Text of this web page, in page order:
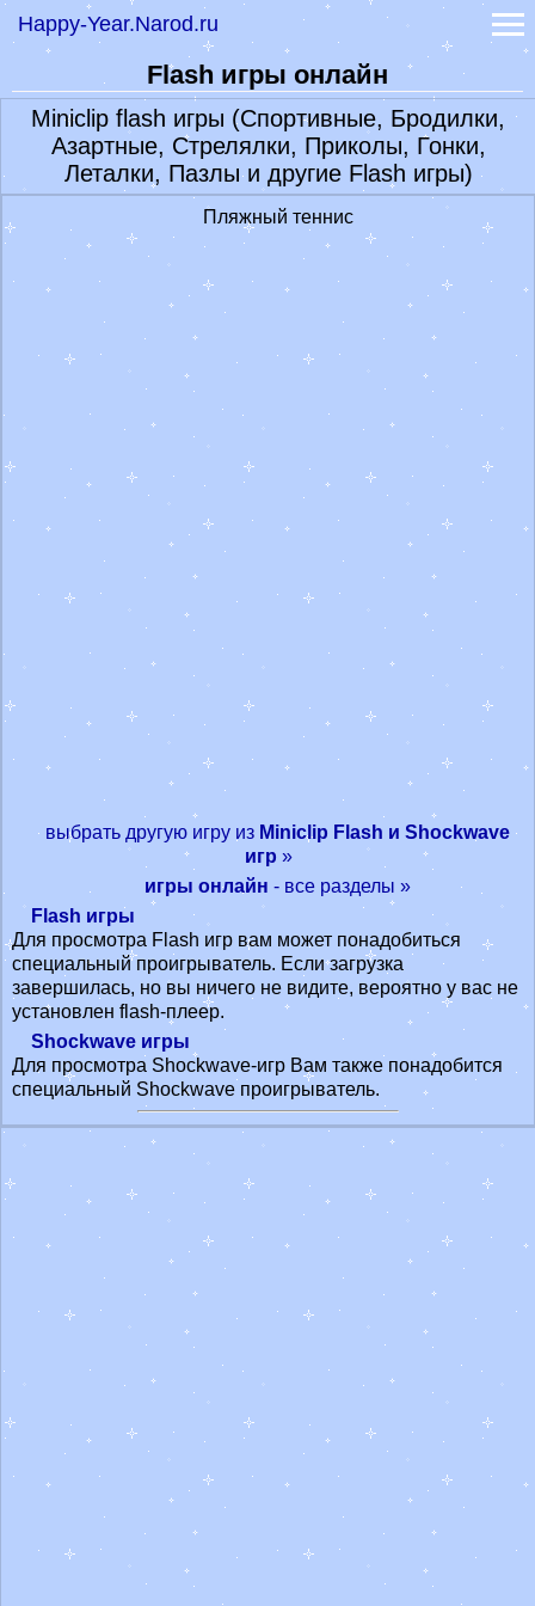
Flash игры онлайн
Miniclip flash игры (Спортивные, Бродилки,
Азартные, Стрелялки, Приколы, Гонки,
Леталки, Пазлы и другие Flash игры)
Пляжный теннис
выбрать другую игру из Miniclip Flash и Shockwave
игр »
игры онлайн - все разделы »
Flash игры
Для просмотра Flash игр вам может понадобиться
специальный проигрыватель. Если загрузка
завершилась, но вы ничего не видите, вероятно у вас не
установлен flash-плеер.
Shockwave игры
Для просмотра Shockwave-игр Вам также понадобится
специальный Shockwave проигрыватель.
Happy-Year.Narod.ruЛунный календарь 2022
Гадание онлайн
-Книга судеб
-Книга перемен
-Гадание на рунах
Самые точные гадания
Гороскопы
Гороскоп на сегодня
Гороскоп на 2022 год
Праздники 2023
Обои Заставки Фото